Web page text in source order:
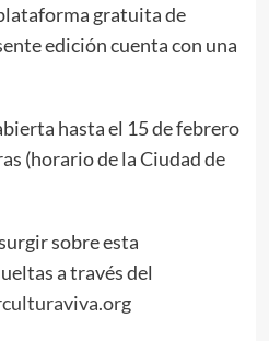
gratuita de
edición cuenta con una
hasta el 15 de febrero
(horario de la Ciudad de
sobre esta
a través del